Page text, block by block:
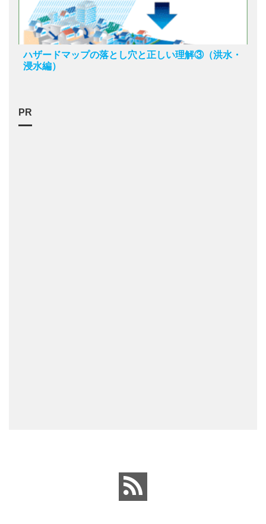
ハザードマップの落とし穴と正しい理解③（洪水・
浸水編）
PR